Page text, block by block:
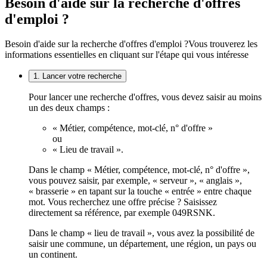
d'emploi ?
Besoin d'aide sur la recherche d'offres d'emploi ?Vous trouverez les
informations essentielles en cliquant sur l'étape qui vous intéresse
1. Lancer votre recherche
Pour lancer une recherche d'offres, vous devez saisir au moins
un des deux champs :
« Métier, compétence, mot-clé, n° d'offre »
ou
« Lieu de travail ».
Dans le champ « Métier, compétence, mot-clé, n° d'offre »,
vous pouvez saisir, par exemple, « serveur », « anglais »,
« brasserie » en tapant sur la touche « entrée » entre chaque
mot. Vous recherchez une offre précise ? Saisissez
directement sa référence, par exemple 049RSNK.
Dans le champ « lieu de travail », vous avez la possibilité de
saisir une commune, un département, une région, un pays ou
un continent.